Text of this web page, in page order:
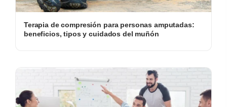
Terapia de compresión para personas amputadas:
beneficios, tipos y cuidados del muñón